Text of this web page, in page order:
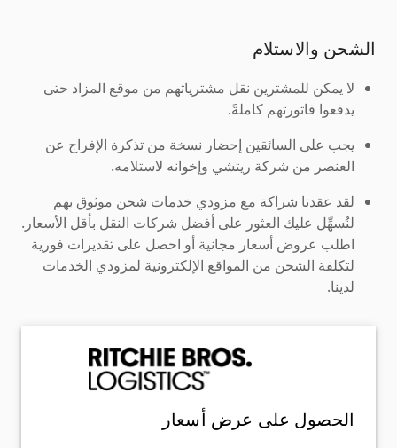
الشحن والاستلام
لا يمكن للمشترين نقل مشترياتهم من موقع المزاد حتى
يدفعوا فاتورتهم كاملةً.
يجب على السائقين إحضار نسخة من تذكرة الإفراج عن
العنصر من شركة ريتشي وإخوانه لاستلامه.
لقد عقدنا شراكة مع مزودي خدمات شحن موثوق بهم
لنُسهِّل عليك العثور على أفضل شركات النقل بأقل الأسعار.
اطلب عروض أسعار مجانية أو احصل على تقديرات فورية
لتكلفة الشحن من المواقع الإلكترونية لمزودي الخدمات
لدينا.
الحصول على عرض أسعار